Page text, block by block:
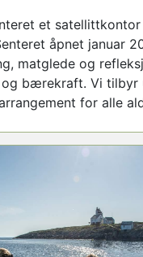
et satellittkontor
åpnet januar
matglede og
og bærekraft. Vi tilbyr
for alle